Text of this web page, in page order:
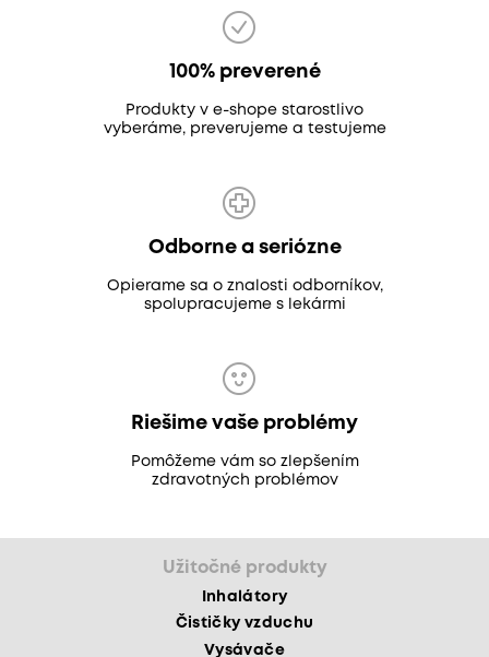
100% preverené
Produkty v e-shope starostlivo
Odborne a seriózne
Opierame sa o znalosti odborníkov,
Riešime vaše problémy
Pomôžeme vám so zlepšením
Užitočné produkty
Inhalátory
Čističky vzduchu
Vysávače
Protiroztočové poťahy